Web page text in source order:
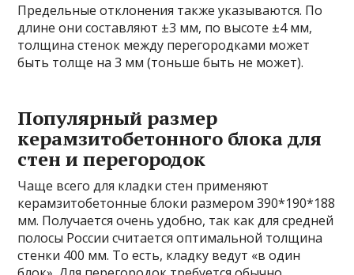
Предельные отклонения также указываются. По
длине они составляют ±3 мм, по высоте ±4 мм,
толщина стенок между перегородками может
быть толще на 3 мм (тоньше быть не может).
Популярный размер
керамзитобетонного блока для
стен и перегородок
Чаще всего для кладки стен применяют
керамзитобетонные блоки размером 390*190*188
мм. Получается очень удобно, так как для средней
полосы России считается оптимальной толщина
стенки 400 мм. То есть, кладку ведут «в один